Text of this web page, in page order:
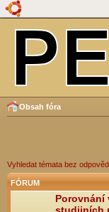
Obsah fóra
Vyhledat témata bez
FÓRUM
Porovnání
studijních